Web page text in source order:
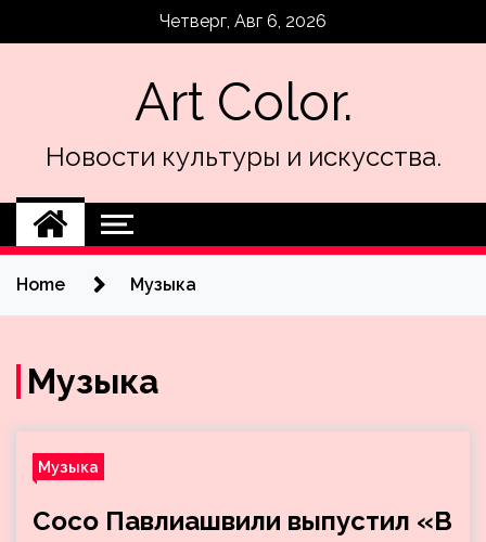
Четверг, Авг 6, 2026
Art Color.
Новости культуры и искусства.
Home Музыка
Музыка
Музыка
Сосо Павлиашвили выпустил «В